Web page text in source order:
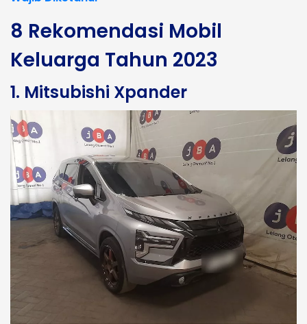
8 Rekomendasi Mobil
Keluarga Tahun 2023
1. Mitsubishi Xpander